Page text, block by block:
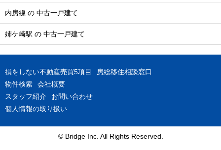
内房線 の 中古一戸建て
姉ケ崎駅 の 中古一戸建て
損をしない不動産売買5項目
房総移住相談窓口
物件検索
会社概要
スタッフ紹介
お問い合わせ
個人情報の取り扱い
© Bridge Inc. All Rights Reserved.